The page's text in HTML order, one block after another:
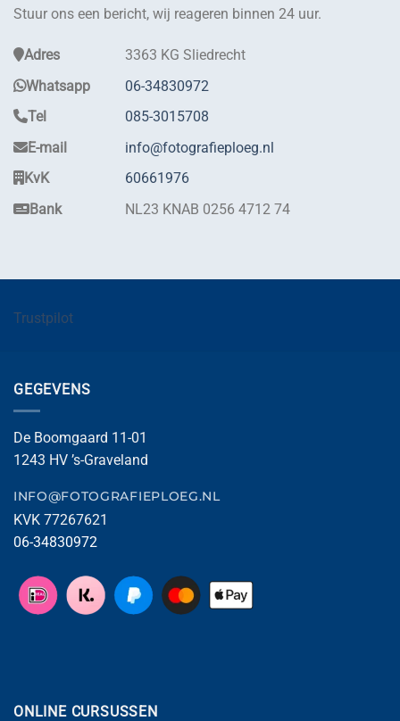
Stuur ons een bericht, wij reageren binnen 24 uur.
Adres
3363 KG Sliedrecht
Whatsapp
06-34830972
Tel
085-3015708
E-mail
info@fotografieploeg.nl
KvK
60661976
Bank
NL23 KNAB 0256 4712 74
Trustpilot
GEGEVENS
De Boomgaard 11-01
1243 HV ’s-Graveland
INFO@FOTOGRAFIEPLOEG.NL
KVK 77267621
06-34830972
ONLINE CURSUSSEN